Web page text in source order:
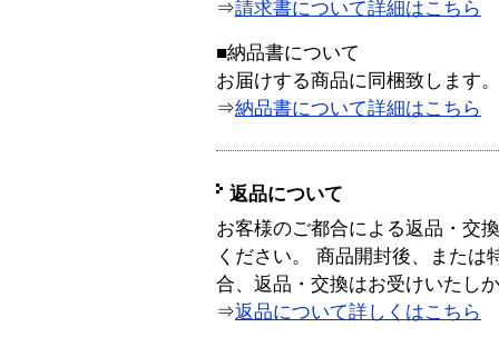
⇒請求書について詳細はこちら
■納品書について
お届けする商品に同梱致します。
⇒納品書について詳細はこちら
返品について
お客様のご都合による返品・交
ください。 商品開封後、または
合、返品・交換はお受けいたし
⇒返品について詳しくはこちら